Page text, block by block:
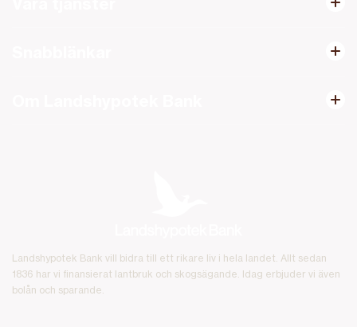
Landshypotek Bank vill bidra till ett rikare liv i hela landet. Allt sedan
1836 har vi finansierat lantbruk och skogsägande. Idag erbjuder vi även
bolån och sparande.